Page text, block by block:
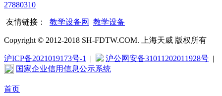
27880310
友情链接： 教学设备网 教学设备
Copyright © 2012-2018 SH-FDTW.COM. 上海天威 版权所有
沪ICP备2021019173号-1 | 沪公网安备31011202011928号 |
国家企业信用信息公示系统
首页